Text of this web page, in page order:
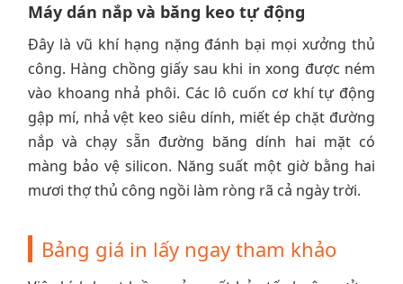
Máy dán nắp và băng keo tự động
Đây là vũ khí hạng nặng đánh bại mọi xưởng thủ
công. Hàng chồng giấy sau khi in xong được ném
vào khoang nhả phôi. Các lô cuốn cơ khí tự động
gập mí, nhả vệt keo siêu dính, miết ép chặt đường
nắp và chạy sẵn đường băng dính hai mặt có
màng bảo vệ silicon. Năng suất một giờ bằng hai
mươi thợ thủ công ngồi làm ròng rã cả ngày trời.
Bảng giá in lấy ngay tham khảo